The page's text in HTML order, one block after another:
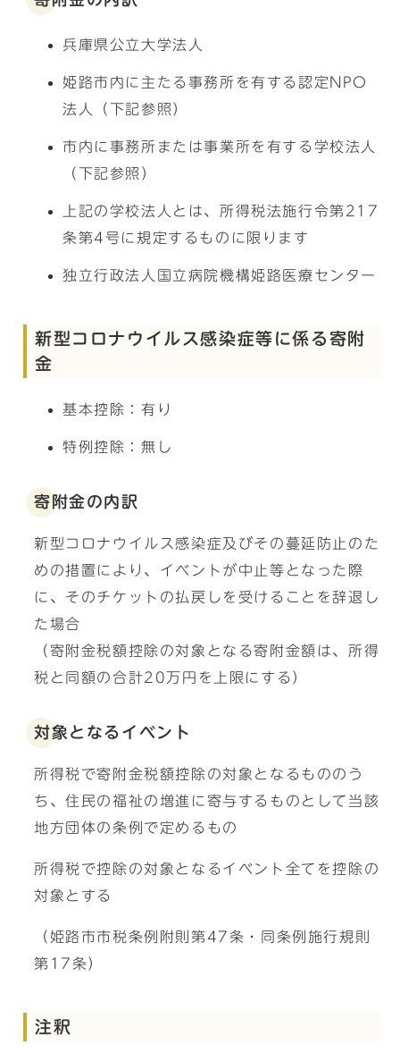
兵庫県公立大学法人
姫路市内に主たる事務所を有する認定NPO
法人（下記参照）
市内に事務所または事業所を有する学校法人
（下記参照）
上記の学校法人とは、所得税法施行令第217
条第4号に規定するものに限ります
独立行政法人国立病院機構姫路医療センター
新型コロナウイルス感染症等に係る寄附
金
基本控除：有り
特例控除：無し
寄附金の内訳
新型コロナウイルス感染症及びその蔓延防止のた
めの措置により、イベントが中止等となった際
に、そのチケットの払戻しを受けることを辞退し
た場合
（寄附金税額控除の対象となる寄附金額は、所得
税と同額の合計20万円を上限にする）
対象となるイベント
所得税で寄附金税額控除の対象となるもののう
ち、住民の福祉の増進に寄与するものとして当該
地方団体の条例で定めるもの
所得税で控除の対象となるイベント全てを控除の
対象とする
（姫路市市税条例附則第47条・同条例施行規則
第17条）
注釈